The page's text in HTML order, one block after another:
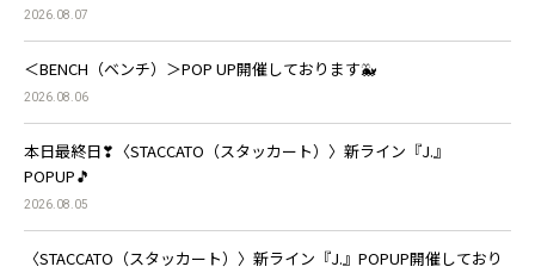
2026.08.07
＜BENCH（ベンチ）＞POP UP開催しております🐳
2026.08.06
本日最終日❣〈STACCATO（スタッカート）〉新ライン『J.』
POPUP🎵
2026.08.05
〈STACCATO（スタッカート）〉新ライン『J.』POPUP開催しており